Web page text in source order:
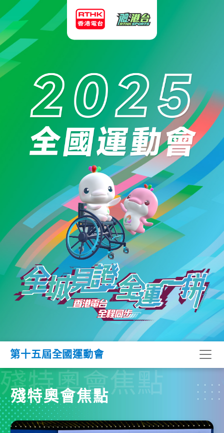
第十五屆全國運動會
殘特奧會焦點
殘特奧會焦點